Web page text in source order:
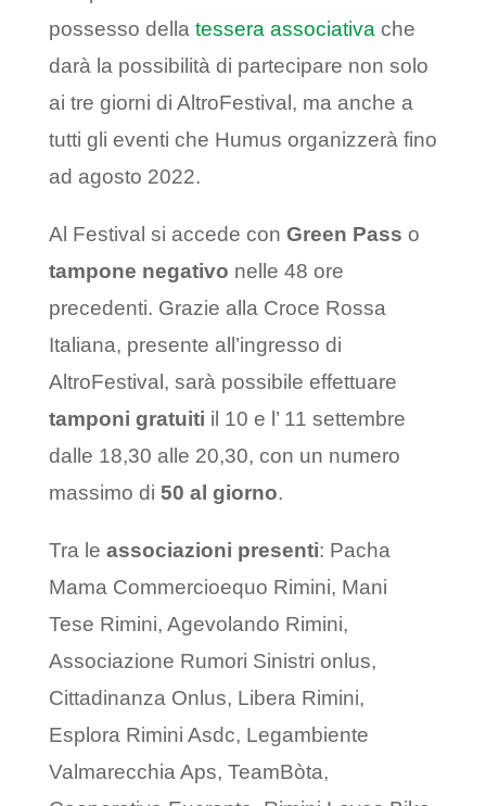
possesso della tessera associativache
darà la possibilità di partecipare non solo
ai tre giorni di AltroFestival, ma anche a
tutti gli eventi che Humus organizzerà fino
ad agosto 2022.
Al Festival si accede con Green Pass o
tampone negativo nelle 48 ore
precedenti. Grazie alla Croce Rossa
Italiana, presente all’ingresso di
AltroFestival, sarà possibile effettuare
tamponi gratuiti il 10 e l’ 11 settembre
dalle 18,30 alle 20,30, con un numero
massimo di 50 al giorno.
Tra le associazioni presenti: Pacha
Mama Commercioequo Rimini, Mani
Tese Rimini, Agevolando Rimini,
Associazione Rumori Sinistri onlus,
Cittadinanza Onlus, Libera Rimini,
Esplora Rimini Asdc, Legambiente
Valmarecchia Aps, TeamBòta,